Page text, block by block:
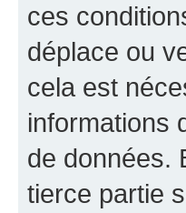
ces
déplace ou
cela est
informations
de données.
tierce partie